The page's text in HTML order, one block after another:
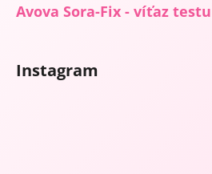
Avova Sora-Fix - víťaz testu
Instagram